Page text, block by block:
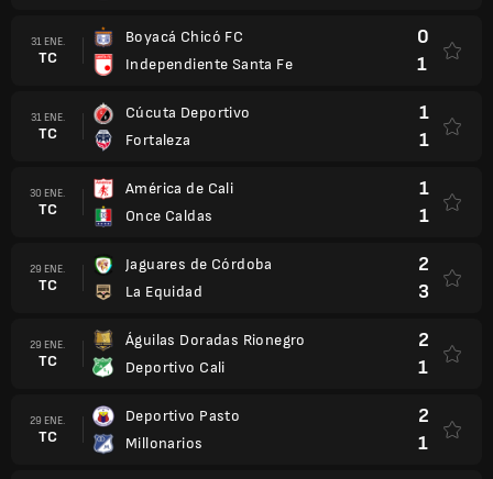
31 ENE.
TC
Boyacá Chicó FC
Independiente Santa Fe
0
1
31 ENE.
TC
Cúcuta Deportivo
Fortaleza
1
1
30 ENE.
TC
América de Cali
Once Caldas
1
1
29 ENE.
TC
Jaguares de Córdoba
La Equidad
2
3
29 ENE.
TC
Águilas Doradas Rionegro
Deportivo Cali
2
1
29 ENE.
TC
Deportivo Pasto
Millonarios
2
1